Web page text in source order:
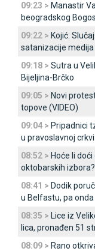
09:23 > Manastir
beogradskog
09:22 > Kojić:
satanizacije medija
09:18 > Sutra u
Bijeljina-Brčko
09:05 > Novi
topove (VIDEO)
09:04 > Pripadnici
u pravoslavnoj
08:52 > Hoće li
oktobarskih izbora?
08:41 > Dodik
u Belfastu, pa onda
08:35 > Lice iz
lica, pronađen 51
08:09 > Rano